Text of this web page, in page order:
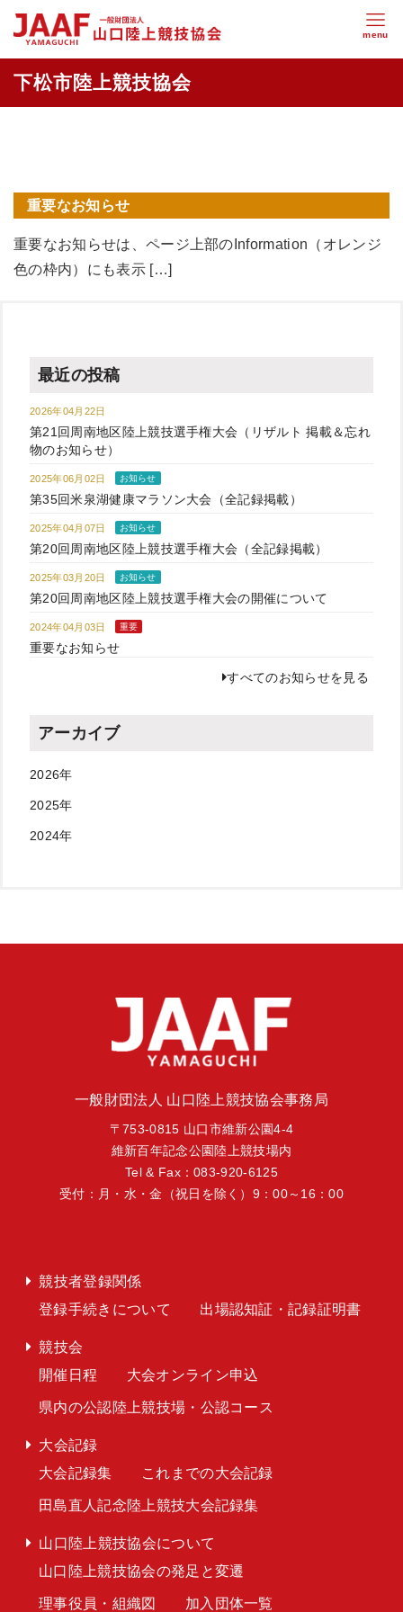
重要なお知らせ
重要なお知らせは、ページ上部のInformation（オレンジ
色の枠内）にも表示 […]
最近の投稿
2026年04月22日
第21回周南地区陸上競技選手権大会（リザルト 掲載＆忘れ
物のお知らせ）
2025年06月02日 お知らせ
第35回米泉湖健康マラソン大会（全記録掲載）
2025年04月07日 お知らせ
第20回周南地区陸上競技選手権大会（全記録掲載）
2025年03月20日 お知らせ
第20回周南地区陸上競技選手権大会の開催について
2024年04月03日 重要
重要なお知らせ
すべてのお知らせを見る
アーカイブ
2026年
2025年
2024年
一般財団法人 山口陸上競技協会事務局
〒753-0815 山口市維新公園4-4
維新百年記念公園陸上競技場内
Tel & Fax：083-920-6125
受付：月・水・金（祝日を除く）9：00～16：00
競技者登録関係
登録手続きについて
出場認知証・記録証明書
競技会
開催日程
大会オンライン申込
県内の公認陸上競技場・公認コース
大会記録
大会記録集
これまでの大会記録
田島直人記念陸上競技大会記録集
山口陸上競技協会について
山口陸上競技協会の発足と変遷
理事役員・組織図 加入団体一覧